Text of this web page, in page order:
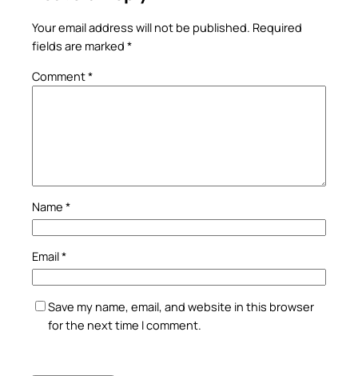
Your email address will not be published. Required
fields are marked *
Comment*
Name *
Email*
Save my name, email, and website in this browser
for the next time I comment.